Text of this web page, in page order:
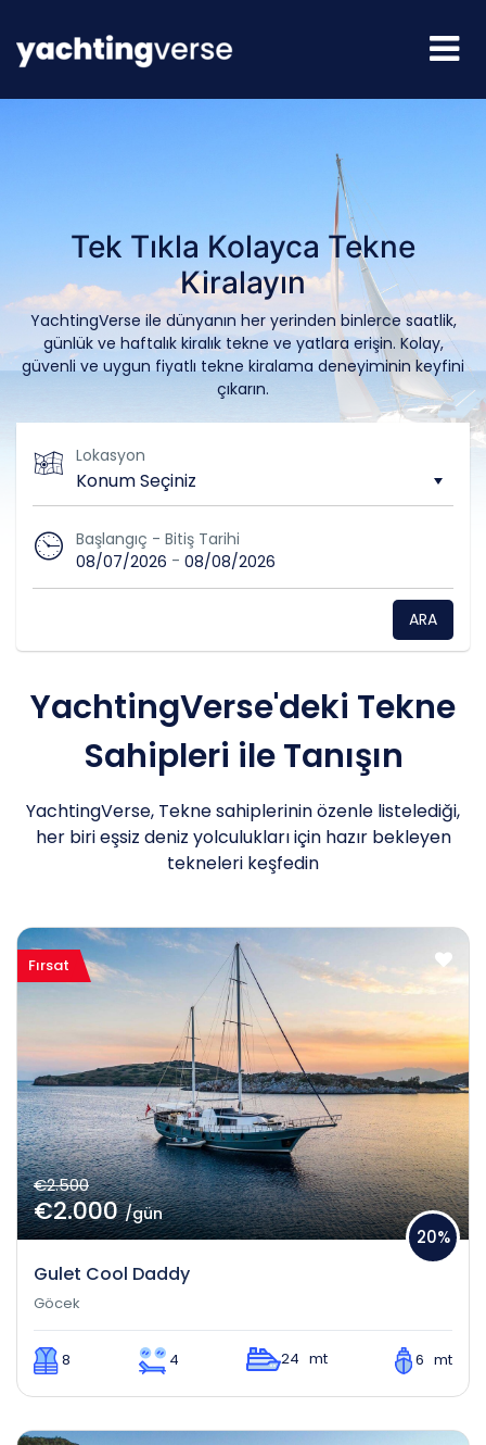
Tek Tıkla Kolayca Tekne
Kiralayın
YachtingVerse ile dünyanın her yerinden binlerce saatlik,
günlük ve haftalık kiralık tekne ve yatlara erişin. Kolay,
güvenli ve uygun fiyatlı tekne kiralama deneyiminin keyfini
çıkarın.
Lokasyon
Başlangıç - Bitiş Tarihi
08/07/2026 - 08/08/2026
ARA
YachtingVerse'deki Tekne
Sahipleri ile Tanışın
YachtingVerse, Tekne sahiplerinin özenle listelediği,
her biri eşsiz deniz yolculukları için hazır bekleyen
tekneleri keşfedin
Fırsat
€2.500
€2.000/gün
Gulet Cool Daddy
20%
Göcek
8 4 24 mt 6 mt